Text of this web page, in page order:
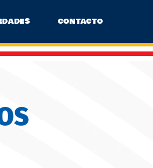
CONTACTO